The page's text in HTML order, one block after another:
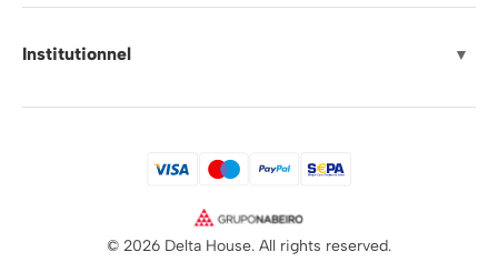
Institutionnel ▼
© 2026 Delta House. All rights reserved.